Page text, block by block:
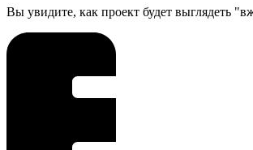
Вы увидите, как проект будет выглядеть